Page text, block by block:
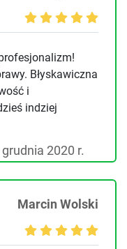
Błyskawiczna
i
indziej
grudnia 2020 r.
Marcin Wolski